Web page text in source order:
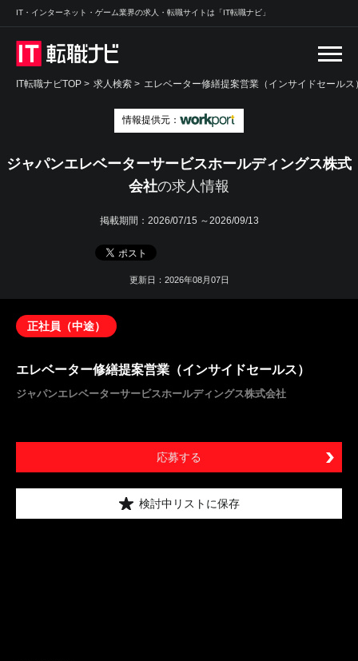
IT・インターネット・ゲーム業界の求人・転職サイトは「IT転職ナビ」
IT転職ナビTOP > 求人検索 > エレベーター修繕提案営業（インサイドセールス
情報提供元：
ジャパンエレベーターサービスホールディングス株式
会社の求人情報
掲載期間： 2026/07/15 ～2026/09/13
更新日：2026年08月07日
正社員（中途）
エレベーター修繕提案営業（インサイドセールス）
ジャパンエレベーターサービスホールディングス株式会社
応募する
検討中リストに保存